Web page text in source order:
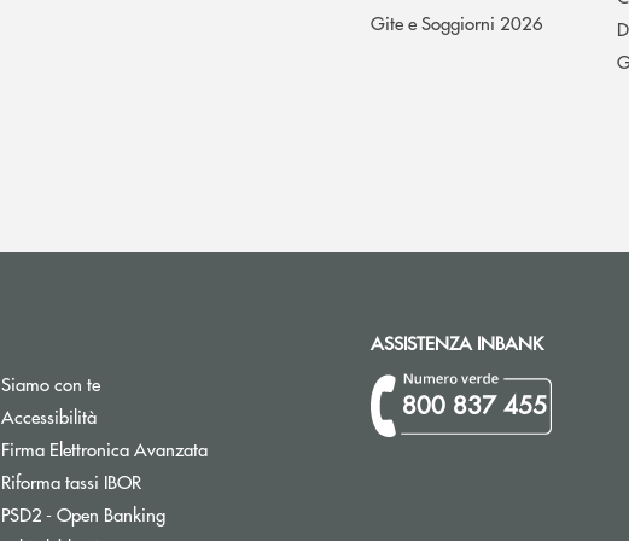
Gite e Soggiorni 2026
Siamo con te
Accessibilità
Firma Elettronica AvanzataApre una nuova finestra
Riforma tassi IBORApre una nuova finestra
PSD2 - Open BankingApre una nuova finestra
ASSISTENZA INBANK
800 837 455